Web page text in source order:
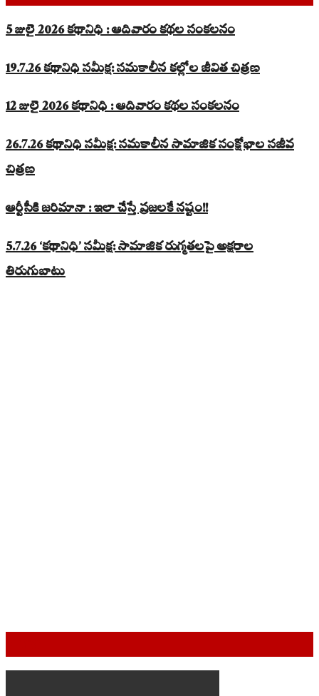
5 జులై 2026 కథానిధి : ఆదివారం కథల సంకలనం
19.7.26 కథానిధి సమీక్ష: సమకాలీన కల్లోల జీవిత చిత్రణ
12 జులై 2026 కథానిధి : ఆదివారం కథల సంకలనం
26.7.26 కథానిధి సమీక్ష: సమకాలీన సామాజిక సంక్షోభాల సజీవ
చిత్రణ
ఆర్టీసీకి జరిమానా : ఇలా చేస్తే ప్రజలకే నష్టం!!
5.7.26 ‘కథానిధి’ సమీక్ష: సామాజిక రుగ్మతలపై అక్షరాల
తిరుగుబాటు